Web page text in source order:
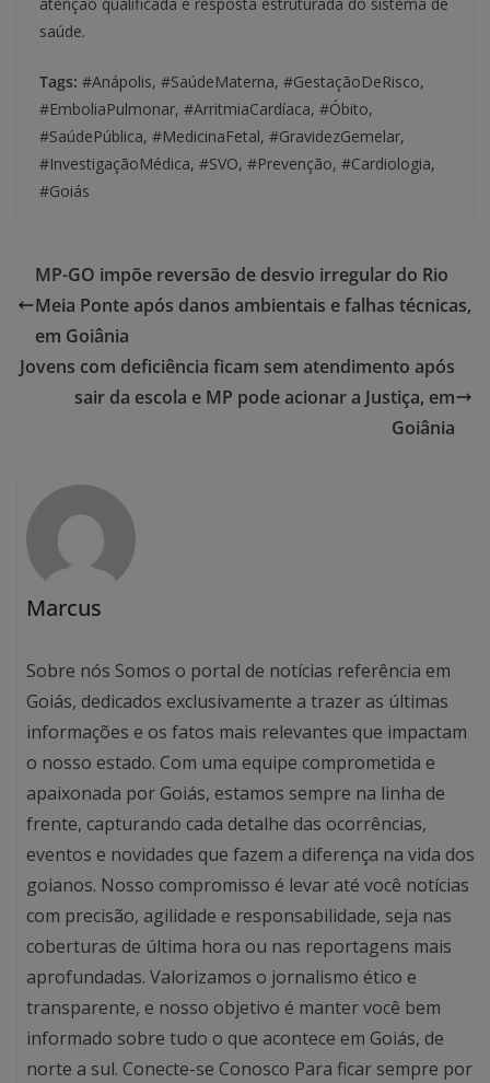
saúde.
Tags: #Anápolis, #SaúdeMaterna, #GestaçãoDeRisco,
#EmboliaPulmonar, #ArritmiaCardíaca, #Óbito,
#SaúdePública, #MedicinaFetal, #GravidezGemelar,
#InvestigaçãoMédica, #SVO, #Prevenção, #Cardiologia,
#Goiás
MP-GO impõe reversão de desvio irregular do Rio
Meia Ponte após danos ambientais e falhas técnicas,
em Goiânia
Jovens com deficiência ficam sem atendimento após
sair da escola e MP pode acionar a Justiça, em
Goiânia
Marcus
Sobre nós Somos o portal de notícias referência em
Goiás, dedicados exclusivamente a trazer as últimas
informações e os fatos mais relevantes que impactam
o nosso estado. Com uma equipe comprometida e
apaixonada por Goiás, estamos sempre na linha de
frente, capturando cada detalhe das ocorrências,
eventos e novidades que fazem a diferença na vida dos
goianos. Nosso compromisso é levar até você notícias
com precisão, agilidade e responsabilidade, seja nas
coberturas de última hora ou nas reportagens mais
aprofundadas. Valorizamos o jornalismo ético e
transparente, e nosso objetivo é manter você bem
informado sobre tudo o que acontece em Goiás, de
norte a sul. Conecte-se Conosco Para ficar sempre por